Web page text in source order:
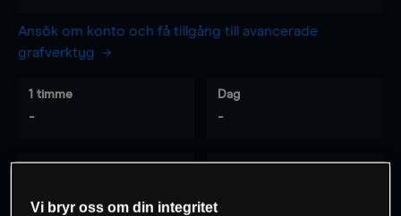
Ansök om konto och få tillgång till avancerade
grafverktyg
1 timme
-
Dag
-
Vi bryr oss om din integritet